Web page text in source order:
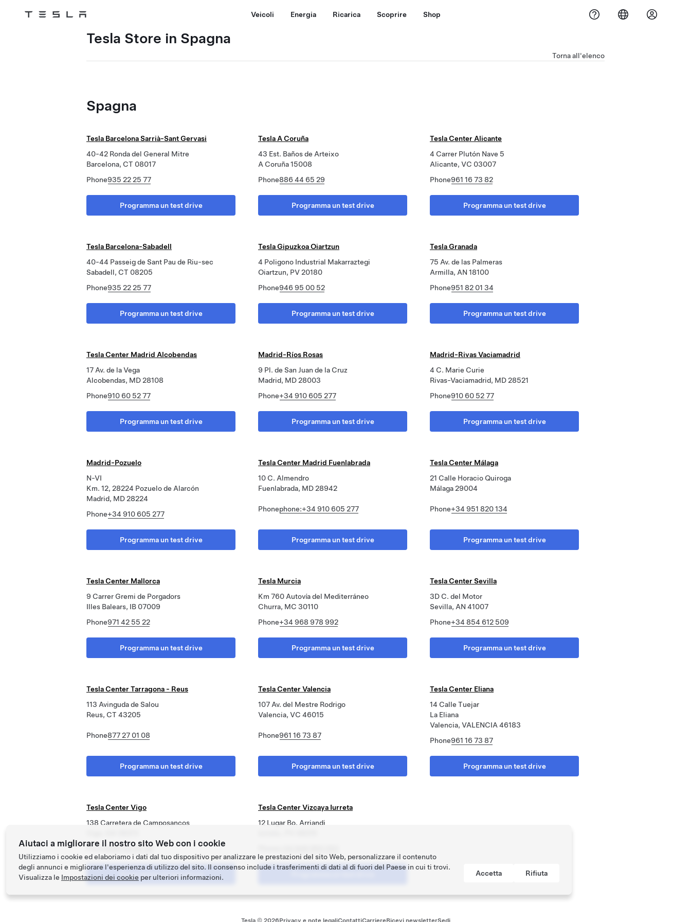
Tesla Veicoli Energia Ricarica Scoprire Shop
Tesla Store in Spagna
Torna all'elenco
Spagna
Tesla Barcelona Sarrià-Sant Gervasi
40-42 Ronda del General Mitre
Barcelona, CT 08017
Phone935 22 25 77
Programma un test drive
Tesla A Coruña
43 Est. Baños de Arteixo
A Coruña 15008
Phone886 44 65 29
Programma un test drive
Tesla Center Alicante
4 Carrer Plutón Nave 5
Alicante, VC 03007
Phone961 16 73 82
Programma un test drive
Tesla Barcelona-Sabadell
40-44 Passeig de Sant Pau de Riu-sec
Sabadell, CT 08205
Phone935 22 25 77
Programma un test drive
Tesla Gipuzkoa Oiartzun
4 Poligono Industrial Makarraztegi
Oiartzun, PV 20180
Phone946 95 00 52
Programma un test drive
Tesla Granada
75 Av. de las Palmeras
Armilla, AN 18100
Phone951 82 01 34
Programma un test drive
Tesla Center Madrid Alcobendas
17 Av. de la Vega
Alcobendas, MD 28108
Phone910 60 52 77
Programma un test drive
Madrid-Ríos Rosas
9 Pl. de San Juan de la Cruz
Madrid, MD 28003
Phone+34 910 605 277
Programma un test drive
Madrid-Rivas Vaciamadrid
4 C. Marie Curie
Rivas-Vaciamadrid, MD 28521
Phone910 60 52 77
Programma un test drive
Madrid-Pozuelo
N-VI
Km. 12, 28224 Pozuelo de Alarcón
Madrid, MD 28224
Phone+34 910 605 277
Programma un test drive
Tesla Center Madrid Fuenlabrada
10 C. Almendro
Fuenlabrada, MD 28942
Phonephone:+34 910 605 277
Programma un test drive
Tesla Center Málaga
21 Calle Horacio Quiroga
Málaga 29004
Phone+34 951 820 134
Programma un test drive
Tesla Center Mallorca
9 Carrer Gremi de Porgadors
Illes Balears, IB 07009
Phone971 42 55 22
Programma un test drive
Tesla Murcia
Km 760 Autovía del Mediterráneo
Churra, MC 30110
Phone+34 968 978 992
Programma un test drive
Tesla Center Sevilla
3D C. del Motor
Sevilla, AN 41007
Phone+34 854 612 509
Programma un test drive
Tesla Center Tarragona - Reus
113 Avinguda de Salou
Reus, CT 43205
Phone877 27 01 08
Programma un test drive
Tesla Center Valencia
107 Av. del Mestre Rodrigo
Valencia, VC 46015
Phone961 16 73 87
Programma un test drive
Tesla Center Eliana
14 Calle Tuejar
La Eliana
Valencia, VALENCIA 46183
Phone961 16 73 87
Programma un test drive
Tesla Center Vigo
138 Carretera de Camposancos
Phone 886 44 65 29
Programma un test drive
Tesla Center Vizcaya Iurreta
12 Lugar Bo. Arriandi
Tesla © 2026Privacy e note legaliContattiCarriereRicevi newsletterSedi
Aiutaci a migliorare il nostro sito Web con i cookie
Utilizziamo i cookie ed elaboriamo i dati dal tuo dispositivo per analizzare le prestazioni del sito Web, personalizzare il contenuto
degli annunci e migliorare l'esperienza di utilizzo del sito. Il consenso include i trasferimenti di dati al di fuori del Paese in cui ti trovi.
Visualizza le Impostazioni dei cookie per ulteriori informazioni. Accetta Rifiuta